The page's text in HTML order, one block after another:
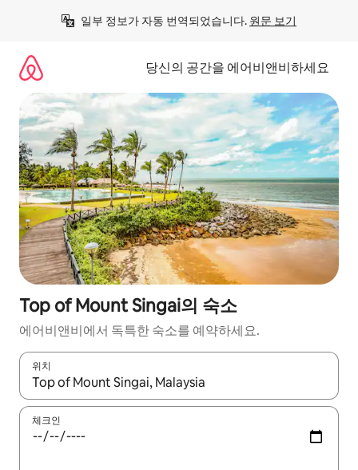
일부 정보가 자동 번역되었습니다. 원문 보기
당신의 공간을 에어비앤비하세요
Top of Mount Singai의 숙소
에어비앤비에서 독특한 숙소를 예약하세요.
위치
결과가 나오면 위·아래 화살표 키를 사용하거나 터치 또는 스와이
체크인